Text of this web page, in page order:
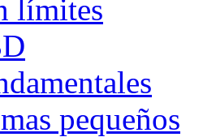
límites
pequeños